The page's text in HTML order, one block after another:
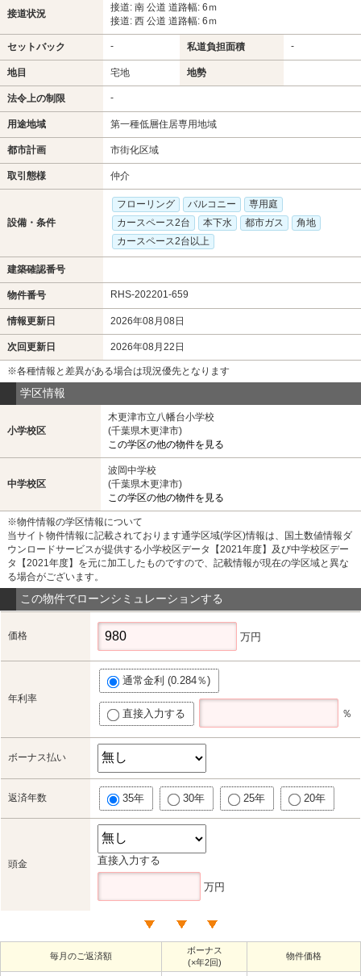
接道状況
接道: 南 公道 道路幅: 6ｍ
接道: 西 公道 道路幅: 6ｍ
セットバック - 私道負担面積 -
地目 宅地 地勢
法令上の制限 -
用途地域 第一種低層住居専用地域
都市計画 市街化区域
取引態様 仲介
設備・条件
フローリング バルコニー
専用庭
カースペース2台
本下水 都市ガス
角地
カースペース2台以上
建築確認番号
物件番号 RHS-202201-659
情報更新日 2026年08月08日
次回更新日 2026年08月22日
※各種情報と差異がある場合は現況優先となります
学区情報
小学校区
木更津市立八幡台小学校
(千葉県木更津市)
この学区の他の物件を見る
中学校区
波岡中学校
(千葉県木更津市)
この学区の他の物件を見る
※物件情報の学区情報について
当サイト物件情報に記載されております通学区域(学区)情報は、国土数値情報ダ
ウンロードサービスが提供する小学校区データ【2021年度】及び中学校区デー
タ【2021年度】を元に加工したものですので、記載情報が現在の学区域と異な
る場合がございます。
この物件でローンシミュレーションする
価格 万円
年利率
通常金利 (0.284％)
直接入力する ％
ボーナス払い
返済年数 35年 30年 25年 20年
頭金 直接入力する
万円
毎月のご返済額
ボーナス
(×年2回)
物件価格